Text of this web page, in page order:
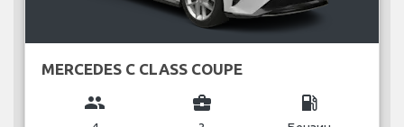
MERCEDES C CLASS COUPE
group business_center local_gas_station